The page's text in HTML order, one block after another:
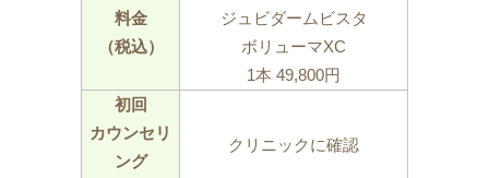
料金
（税込）
ジュビダームビスタ
ボリューマXC
1本 49,800円
初回
カウンセリ
ング
クリニックに確認